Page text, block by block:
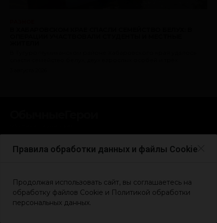
Правила обработки данных и файлы Cookie
Продолжая использовать сайт, вы соглашаетесь на
обработку файлов Cookie и Политикой обработки
персональных данных.